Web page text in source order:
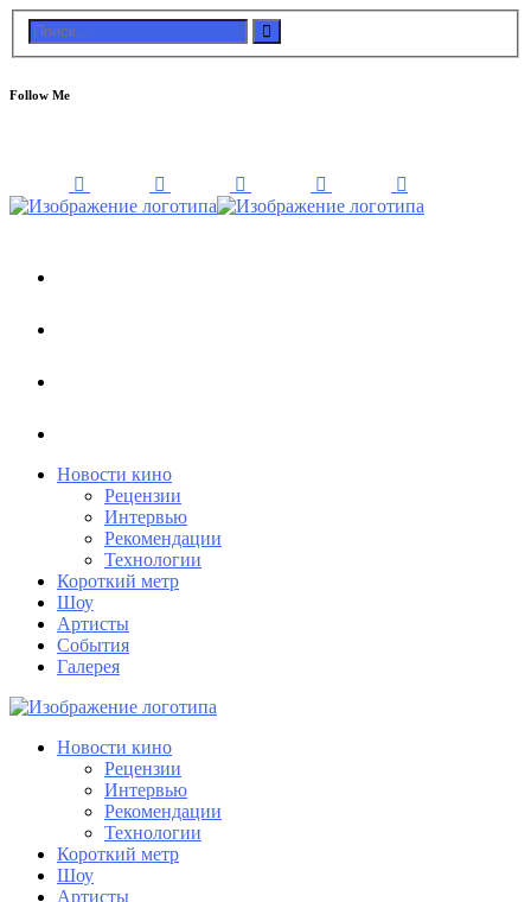
Follow Me
Новости кино
Рецензии
Интервью
Рекомендации
Технологии
Короткий метр
Шоу
Артисты
События
Галерея
Новости кино
Рецензии
Интервью
Рекомендации
Технологии
Короткий метр
Шоу
Артисты